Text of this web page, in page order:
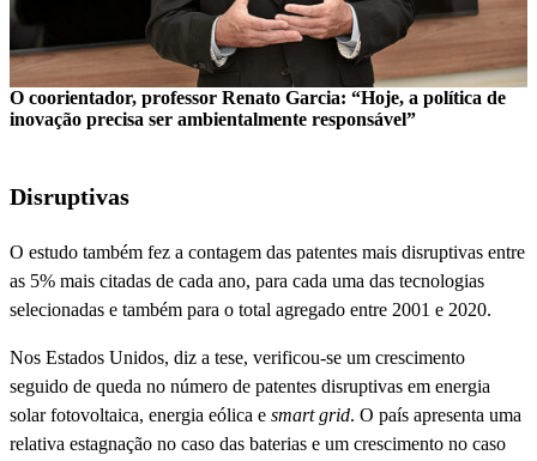
O coorientador, professor Renato Garcia: “Hoje, a política de
inovação precisa ser ambientalmente responsável”
Disruptivas
O estudo também fez a contagem das patentes mais disruptivas entre
as 5% mais citadas de cada ano, para cada uma das tecnologias
selecionadas e também para o total agregado entre 2001 e 2020.
Nos Estados Unidos, diz a tese, verificou-se um crescimento
seguido de queda no número de patentes disruptivas em energia
solar fotovoltaica, energia eólica e smart grid. O país apresenta uma
relativa estagnação no caso das baterias e um crescimento no caso